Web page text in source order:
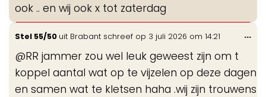
ook .. en wij ook x tot zaterdag
Stel 55/50 uit Brabant schreef op 3 juli 2026 om 14:21
@RR jammer zou wel leuk geweest zijn om t
koppel aantal wat op te vijzelen op deze dagen
en samen wat te kletsen haha .wij zijn trouwens
...